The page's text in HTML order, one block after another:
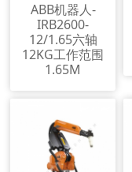
ABB机器人-
IRB2600-
12/1.65六轴
12KG工作范围
1.65M